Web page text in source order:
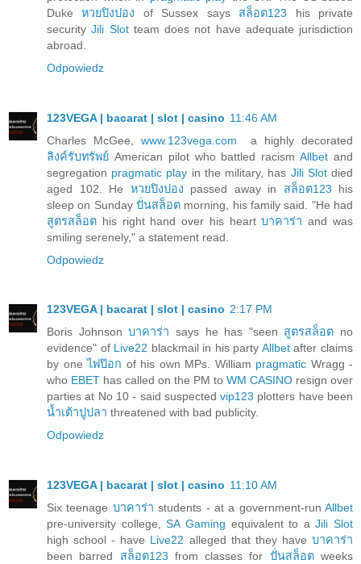
Dukeหวยปิงปอง of Sussex says สล็อต123 his private
securityJili Slotteam does not have adequate jurisdiction
abroad.
Odpowiedz
123VEGA | bacarat | slot | casino 11:46 AM
Charles McGee, www.123vega.com a highly decorated
ลิงค์รับทรัพย์ American pilot who battled racismAllbet and
segregation pragmatic play in the military, has Jili Slotdied
aged 102. He หวยปิงปอง passed away in สล็อต123 his
sleep on Sunday ปั่นสล็อต morning, his family said. "He had
สูตรสล็อต his right hand over his heartบาคาร่า and was
smiling serenely," a statement read.
Odpowiedz
123VEGA | bacarat | slot | casino 2:17 PM
Boris Johnsonบาคาร่า says he has "seen สูตรสล็อต no
evidence" of Live22 blackmail in his party Allbetafter claims
by oneไพ่ป๊อก of his own MPs. William pragmatic Wragg -
who EBET has called on the PM to WM CASINO resign over
parties at No 10 - said suspectedvip123 plotters have been
น้ำเต้าปูปลา threatened with bad publicity.
Odpowiedz
123VEGA | bacarat | slot | casino 11:10 AM
Six teenage บาคาร่า students - at a government-run Allbet
pre-university college,SA Gaming equivalent to aJili Slot
high school - have Live22 alleged that they haveบาคาร่า
been barred สล็อต123 from classes for ปั่นสล็อตweeks